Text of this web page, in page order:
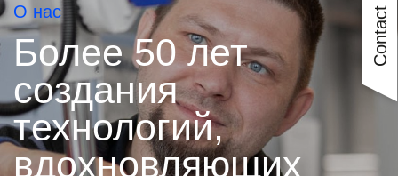
О нас
Более 50 лет
создания
технологий,
вдохновляющих
Contact